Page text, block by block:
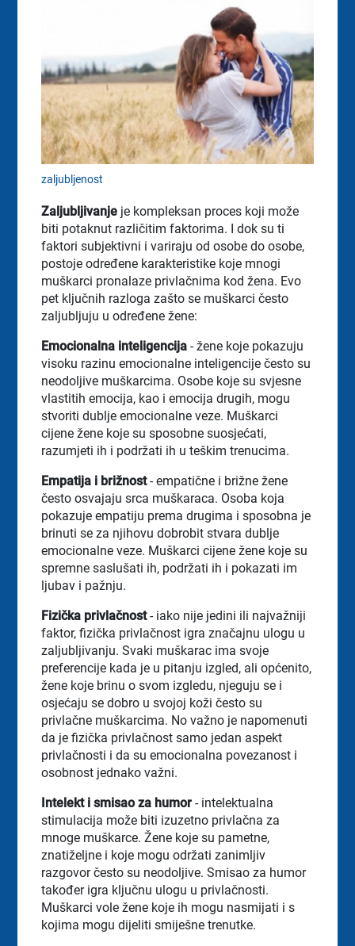
zaljubljenost
Zaljubljivanje je kompleksan proces koji može
biti potaknut različitim faktorima. I dok su ti
faktori subjektivni i variraju od osobe do osobe,
postoje određene karakteristike koje mnogi
muškarci pronalaze privlačnima kod žena. Evo
pet ključnih razloga zašto se muškarci često
zaljubljuju u određene žene:
Emocionalna inteligencija - žene koje pokazuju
visoku razinu emocionalne inteligencije često su
neodoljive muškarcima. Osobe koje su svjesne
vlastitih emocija, kao i emocija drugih, mogu
stvoriti dublje emocionalne veze. Muškarci
cijene žene koje su sposobne suosjećati,
razumjeti ih i podržati ih u teškim trenucima.
Empatija i brižnost- empatične i brižne žene
često osvajaju srca muškaraca. Osoba koja
pokazuje empatiju prema drugima i sposobna je
brinuti se za njihovu dobrobit stvara dublje
emocionalne veze. Muškarci cijene žene koje su
spremne saslušati ih, podržati ih i pokazati im
ljubav i pažnju.
Fizička privlačnost- iako nije jedini ili najvažniji
faktor, fizička privlačnost igra značajnu ulogu u
zaljubljivanju. Svaki muškarac ima svoje
preferencije kada je u pitanju izgled, ali općenito,
žene koje brinu o svom izgledu, njeguju se i
osjećaju se dobro u svojoj koži često su
privlačne muškarcima. No važno je napomenuti
da je fizička privlačnost samo jedan aspekt
privlačnosti i da su emocionalna povezanost i
osobnost jednako važni.
Intelekt i smisao za humor - intelektualna
stimulacija može biti izuzetno privlačna za
mnoge muškarce. Žene koje su pametne,
znatiželjne i koje mogu održati zanimljiv
razgovor često su neodoljive. Smisao za humor
također igra ključnu ulogu u privlačnosti.
Muškarci vole žene koje ih mogu nasmijati i s
kojima mogu dijeliti smiješne trenutke.